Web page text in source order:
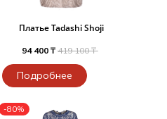
Платье Tadashi Shoji
94 400 ₸ 419 100 ₸
Подробнее
-80%